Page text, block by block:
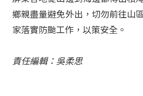
鄉親盡量避免外出，切勿前往山
家落實防颱工作，以策安全。
責任編輯：吳柔思